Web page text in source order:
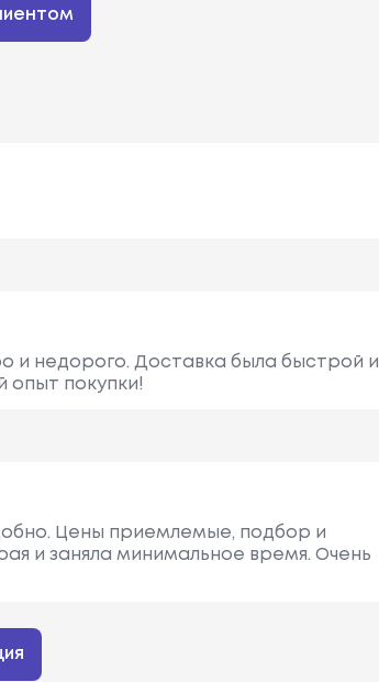
и недорого. Доставка была быстрой и
опыт покупки!
Цены приемлемые, подбор и
и заняла минимальное время. Очень